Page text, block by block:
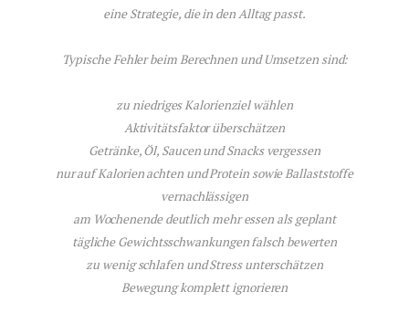
eine Strategie, die in den Alltag passt.
Typische Fehler beim Berechnen und Umsetzen sind:
zu niedriges Kalorienziel wählen
Aktivitätsfaktor überschätzen
Getränke, Öl, Saucen und Snacks vergessen
nur auf Kalorien achten und Protein sowie Ballaststoffe
vernachlässigen
am Wochenende deutlich mehr essen als geplant
tägliche Gewichtsschwankungen falsch bewerten
zu wenig schlafen und Stress unterschätzen
Bewegung komplett ignorieren